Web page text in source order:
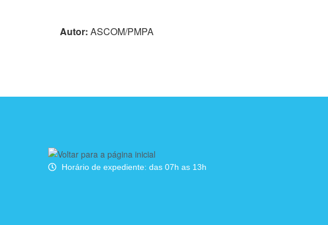
Autor: ASCOM/PMPA
Horário de expediente: das 07h as 13h